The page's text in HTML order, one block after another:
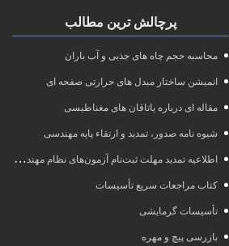
پرچالش ترین مطالب
محاسبه حجم چاه های جذبی و آب باران
انمیشن ساختار مبدل های حرارتی صفحه ای
مقاله ای درباره یاتاقان های مغناطیسی
شیوه نامه صدور، تمدید و ارتقاء پایه مهندسی
اطلاعیه تمدید مهلت ثبت‌نام آزمون‌های نظام مهندسی سال ۱۴۰۱
کتاب مراجعات سریع تأسیسات
تأسیسات گرمایشی
بازرسی پیچ و مهره